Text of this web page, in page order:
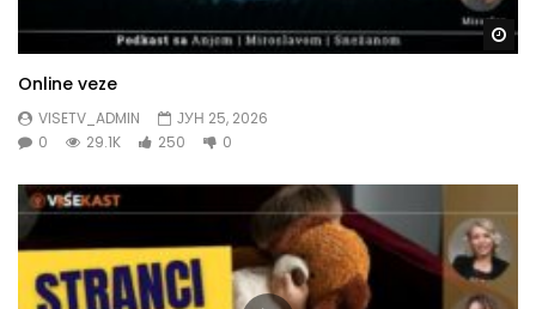
Online veze
VISETV_ADMIN
ЈУН 25, 2026
0
29.1K 250 0